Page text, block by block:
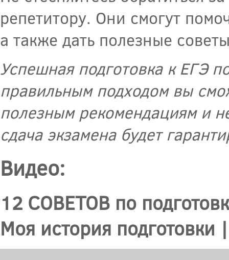
репетитору. Они смогут
а также дать полезные
Успешная подготовка к ЕГЭ
правильным подходом вы
полезным рекомендациям и
сдача экзамена будет
Видео:
12 СОВЕТОВ по
Моя история подготовки